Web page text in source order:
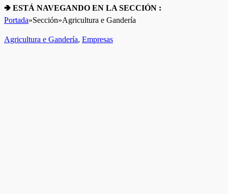
🢂 ESTÁ NAVEGANDO EN LA SECCIÓN :
Portada»Sección»Agricultura e Gandería
Agricultura e Gandería, Empresas